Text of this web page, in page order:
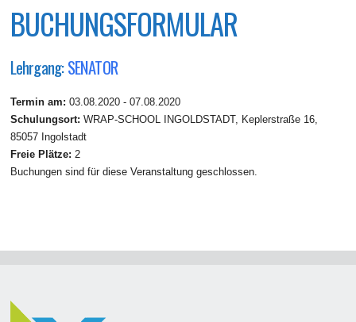
BUCHUNGSFORMULAR
Lehrgang:SENATOR
Termin am: 03.08.2020 - 07.08.2020
Schulungsort: WRAP-SCHOOL INGOLDSTADT, Keplerstraße 16,
85057 Ingolstadt
Freie Plätze: 2
Buchungen sind für diese Veranstaltung geschlossen.